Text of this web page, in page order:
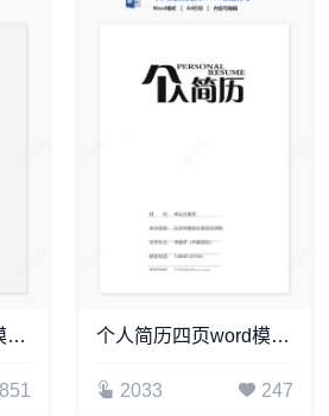
个人简历四页word模板(12)
851
个人简历四页word模板(6)
2033 247